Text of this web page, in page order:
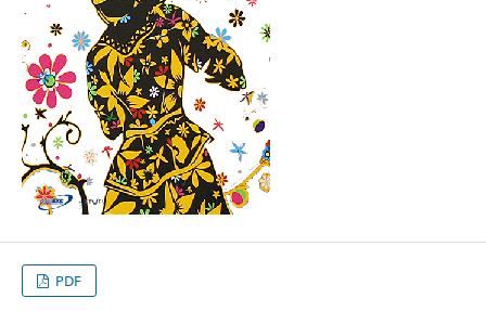
PDF